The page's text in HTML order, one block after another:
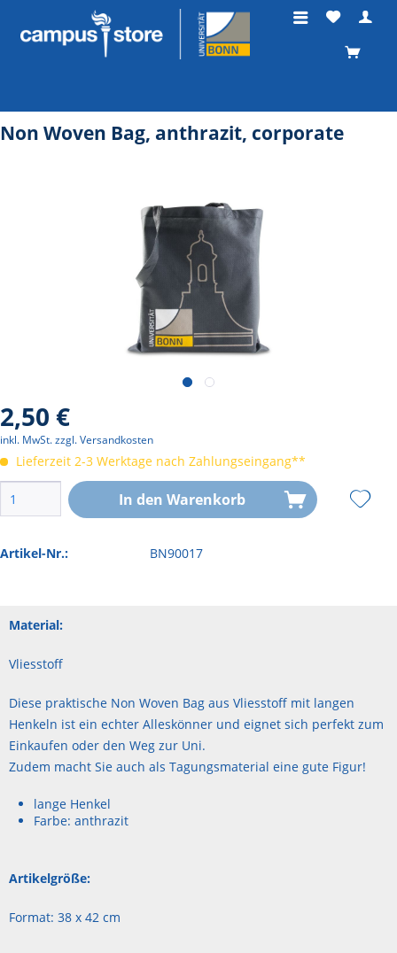
Non Woven Bag, anthrazit, corporate
2,50 €
inkl. MwSt.zzgl. Versandkosten
Lieferzeit 2-3 Werktage nach Zahlungseingang**
In den Warenkorb
Artikel-Nr.: BN90017
Material:
Vliesstoff
Diese praktische Non Woven Bag aus Vliesstoff mit langen
Henkeln ist ein echter Alleskönner und eignet sich perfekt zum
Einkaufen oder den Weg zur Uni.
Zudem macht Sie auch als Tagungsmaterial eine gute Figur!
lange Henkel
Farbe: anthrazit
Artikelgröße:
Format: 38 x 42 cm